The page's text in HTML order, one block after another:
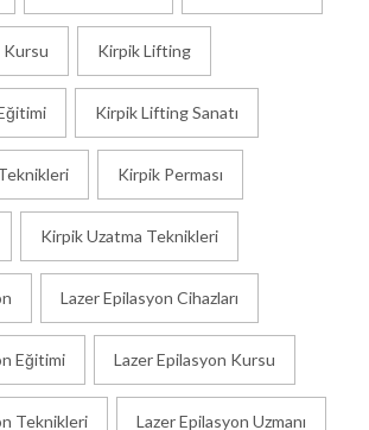
Kursu Kirpik Lifting
Kirpik Lifting Sanatı
Kirpik Perması
Kirpik Uzatma Teknikleri
Lazer Epilasyon Cihazları
Eğitimi Lazer Epilasyon Kursu
Teknikleri Lazer Epilasyon Uzmanı